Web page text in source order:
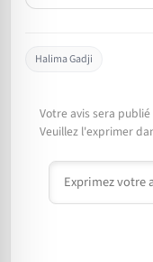
Halima Gadji
Votre avis sera
Veuillez l'exprimer
Commentaire